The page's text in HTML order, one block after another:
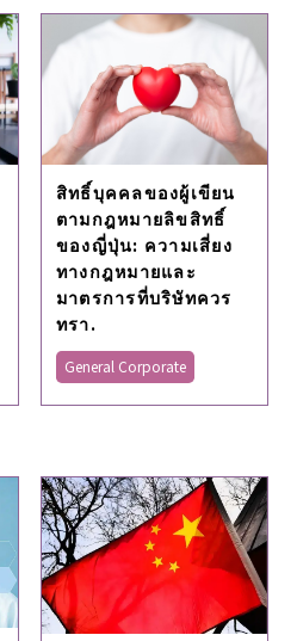
สิทธิ์บุคคลของผู้เขียน
ตามกฎหมายลิขสิทธิ์
ของญี่ปุ่น: ความเสี่ยง
ทางกฎหมายและ
มาตรการที่บริษัทควร
ทรา.
General Corporate